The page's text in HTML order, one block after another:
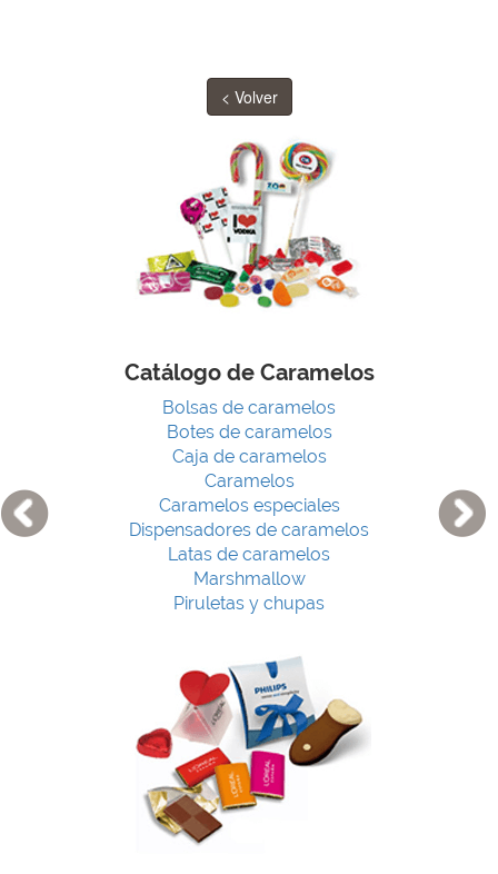
< Volver
Catálogo de Caramelos
Bolsas de caramelos
Botes de caramelos
Caja de caramelos
Caramelos
Caramelos especiales
Dispensadores de caramelos
Latas de caramelos
Marshmallow
Piruletas y chupas